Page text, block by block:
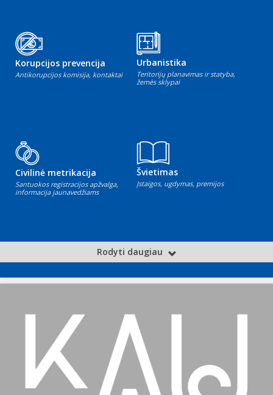
Korupcijos prevencija
Antikorupcijos komisija, kontaktai
Urbanistika
Teritorijų planavimas ir statyba,
žemės sklypai
Civilinė metrikacija
Santuokos registracijos apžvalga,
informacija jaunavedžiams
Švietimas
Įstaigos, ugdymas, premijos
Rodyti daugiau